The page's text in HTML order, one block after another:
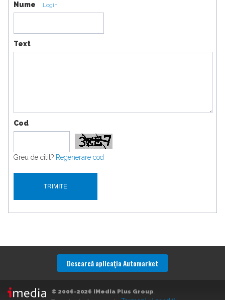
Nume Login
Text
Cod
Greu de citit? Regenerare cod
Descarcă aplicaţia Automarket
© 2006-2026 iMedia Plus Group.